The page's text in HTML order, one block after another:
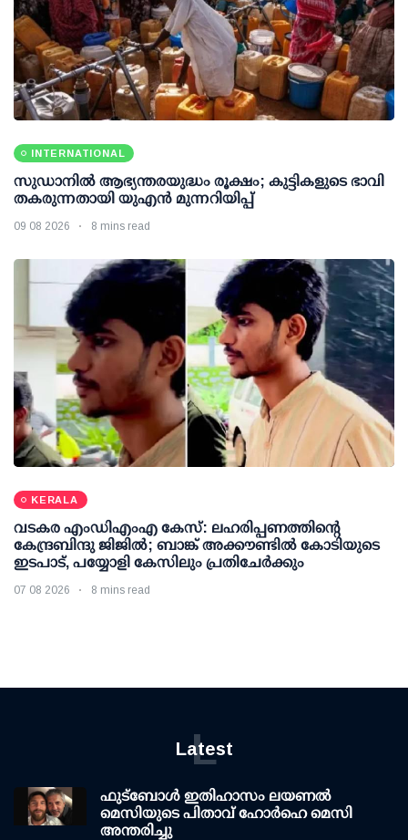
INTERNATIONAL
സുഡാനിൽ ആഭ്യന്തരയുദ്ധം രൂക്ഷം; കുട്ടികളുടെ ഭാവി
തകരുന്നതായി യുഎൻ മുന്നറിയിപ്പ്
09 08 2026 8 mins read
KERALA
വടകര എംഡിഎംഎ കേസ്: ലഹരിപ്പണത്തിന്റെ
കേന്ദ്രബിന്ദു ജിജില്‍; ബാങ്ക് അക്കൗണ്ടില്‍ കോടിയുടെ
ഇടപാട്, പയ്യോളി കേസിലും പ്രതിചേര്‍ക്കും
07 08 2026 8 mins read
Latest
L
ഫുട്ബോൾ ഇതിഹാസം ലയണൽ
മെസിയുടെ പിതാവ് ഹോർഹെ മെസി
അന്തരിച്ചു